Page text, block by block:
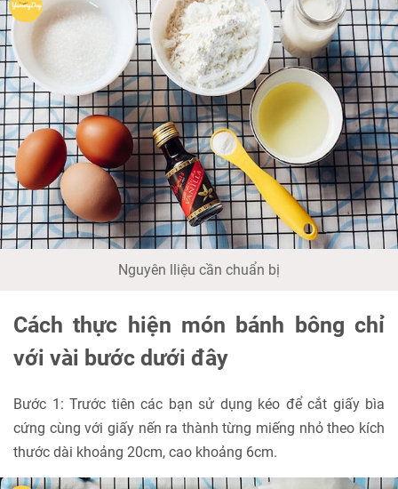
Nguyên lliệu cần chuẩn bị
Cách thực hiện món bánh bông chỉ
với vài bước dưới đây
Bước 1: Trước tiên các bạn sử dụng kéo để cắt giấy bìa
cứng cùng với giấy nến ra thành từng miếng nhỏ theo kích
thước dài khoảng 20cm, cao khoảng 6cm.